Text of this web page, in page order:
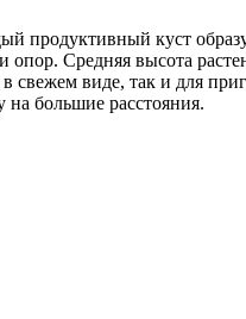
продуктивный куст
Средняя высота
свежем виде, так и для
большие расстояния.